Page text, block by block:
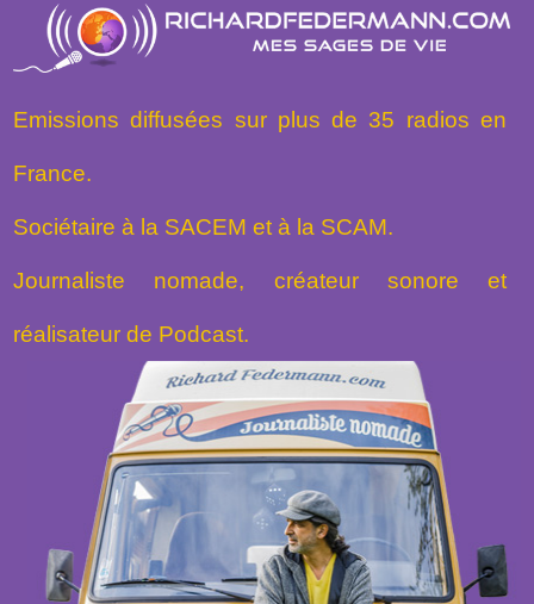
Emissions diffusées sur plus de 35 radios en
France.
Sociétaire à la SACEM et à la SCAM.
Journaliste nomade, créateur sonore et
réalisateur de Podcast.